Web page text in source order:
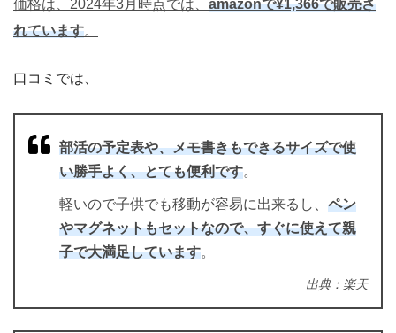
価格は、2024年3月時点では、 amazonで¥1,366で販売さ
れています。
口コミでは、
部活の予定表や、メモ書きもできるサイズで使
い勝手よく、とても便利です。
軽いので子供でも移動が容易に出来るし、 ペン
やマグネットもセットなので、すぐに使えて親
子で大満足しています。
出典：楽天